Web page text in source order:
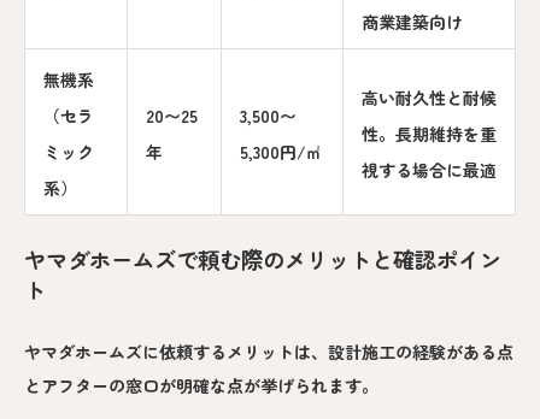
商業建築向け
無機系
（セラ
ミック
系）
20〜25
年
3,500〜
5,300円/㎡
高い耐久性と耐候
性。長期維持を重
視する場合に最適
ヤマダホームズで頼む際のメリットと確認ポイン
ト
ヤマダホームズに依頼するメリットは、設計施工の経験がある点
とアフターの窓口が明確な点が挙げられます。